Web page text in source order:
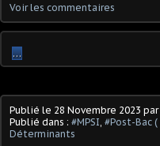
Voir les commentaires
…
Publié le 28 Novembre 2023
Publié dans : #MPSI #Post-Bac (
Déterminants